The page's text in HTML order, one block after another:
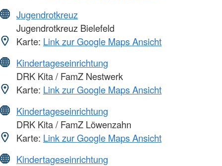
Jugendrotkreuz
Jugendrotkreuz Bielefeld
Karte: Link zur Google Maps Ansicht
Kindertageseinrichtung
DRK Kita / FamZ Nestwerk
Karte: Link zur Google Maps Ansicht
Kindertageseinrichtung
DRK Kita / FamZ Löwenzahn
Karte: Link zur Google Maps Ansicht
Kindertageseinrichtung